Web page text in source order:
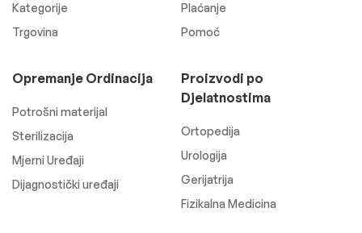
Kategorije
Trgovina
Plaćanje
Pomoć
Opremanje Ordinacija
Potrošni materijal
Sterilizacija
Mjerni Uređaji
Dijagnostički uređaji
Proizvodi po
Djelatnostima
Ortopedija
Urologija
Gerijatrija
Fizikalna Medicina